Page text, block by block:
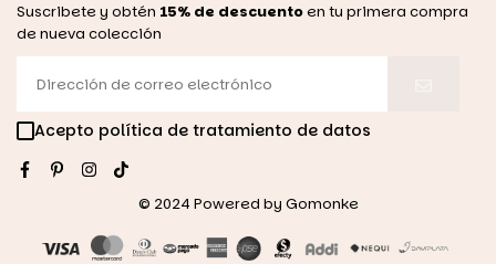
Suscribete y obtén 15% de descuentoen tu primera compra
de nueva colección
Acepto política de tratamiento de datos
FacebookPinterestInstagram
© 2024 Powered by Gomonke